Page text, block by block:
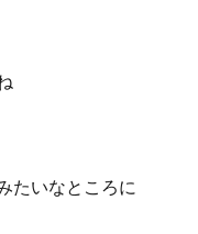
たいなところに